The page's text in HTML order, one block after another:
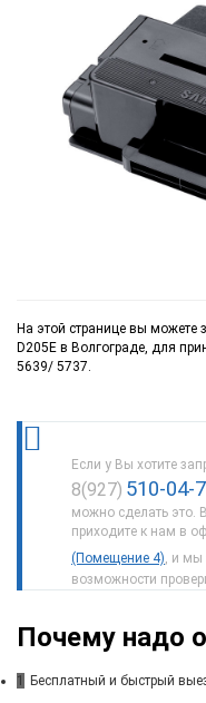
На этой странице вы можете
D205E в Волгограде, для
5639/ 5737.
Если у Вы хотите
8(927) 510-04-
можно сделать это.
приходите к нам в
(Помещение 4), и мы
возможности
Почему надо
1 Бесплатный и быстрый